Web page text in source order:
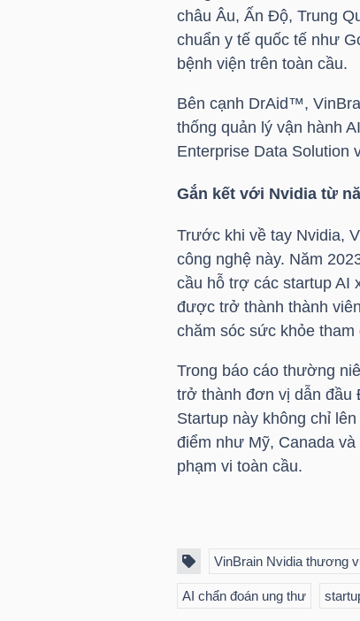
châu Âu, Ấn Độ, Trung
chuẩn y tế quốc tế như
bệnh viện trên toàn cầu.
Bên cạnh DrAid™,
thống quản lý vận hành
Enterprise Data
Gắn kết với Nvidia từ
Trước khi về tay Nvidia,
công nghệ này. Năm
cầu hỗ trợ các startup AI
được trở thành thành
chăm sóc sức khỏe
Trong báo cáo thường
trở thành đơn vị dẫn đầu
Startup này không chỉ
điểm như Mỹ, Canada
phạm vi toàn cầu.
VinBrain Nvidia thương
AI chẩn đoán ung thư